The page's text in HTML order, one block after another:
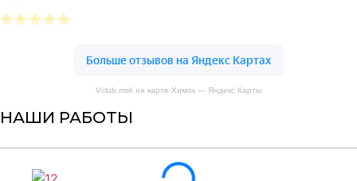
Vclub.msk на карте Химок — Яндекс Карты
НАШИ РАБОТЫ